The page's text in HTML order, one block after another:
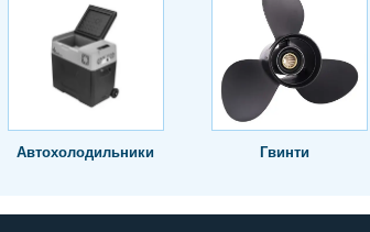
Автохолодильники Гвинти